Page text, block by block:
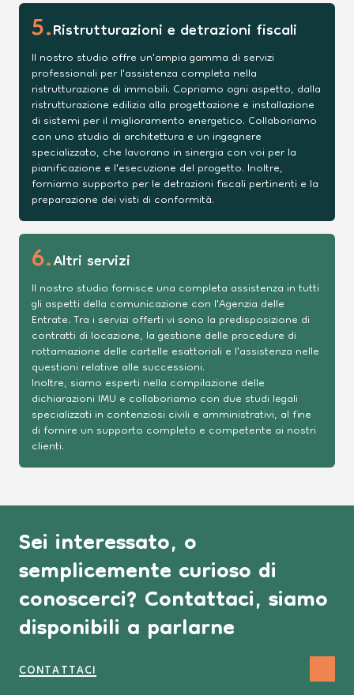
5.Ristrutturazioni e detrazioni fiscali
Il nostro studio offre un'ampia gamma di servizi
professionali per l'assistenza completa nella
ristrutturazione di immobili. Copriamo ogni aspetto, dalla
ristrutturazione edilizia alla progettazione e installazione
di sistemi per il miglioramento energetico. Collaboriamo
con uno studio di architettura e un ingegnere
specializzato, che lavorano in sinergia con voi per la
pianificazione e l'esecuzione del progetto. Inoltre,
forniamo supporto per le detrazioni fiscali pertinenti e la
preparazione dei visti di conformità.
6.Altri servizi
Il nostro studio fornisce una completa assistenza in tutti
gli aspetti della comunicazione con l'Agenzia delle
Entrate. Tra i servizi offerti vi sono la predisposizione di
contratti di locazione, la gestione delle procedure di
rottamazione delle cartelle esattoriali e l'assistenza nelle
questioni relative alle successioni.
Inoltre, siamo esperti nella compilazione delle
dichiarazioni IMU e collaboriamo con due studi legali
specializzati in contenziosi civili e amministrativi, al fine
di fornire un supporto completo e competente ai nostri
clienti.
Sei interessato, o
semplicemente curioso di
conoscerci? Contattaci, siamo
disponibili a parlarne
CONTATTACI